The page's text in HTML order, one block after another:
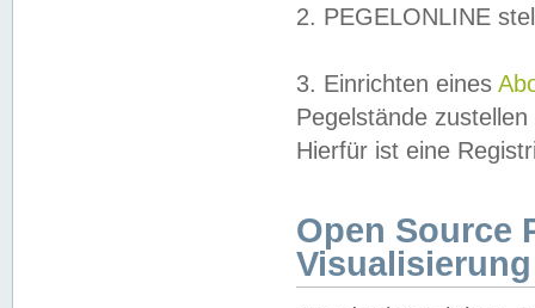
2. PEGELONLINE
3. Einrichten eines
Pegelstände
Hierfür ist eine
Open Source
Visualisierung